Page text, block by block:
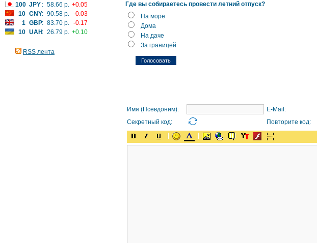
100 JPY : 58.66 р. +0.05
10 CNY: 90.58 р. -0.03
1 GBP: 83.70 р. -0.17
10 UAH: 26.79 р. +0.10
RSS лента
Где вы собираетесь провести летний отпуск?
На море
Дома
На даче
За границей
Имя (Псевдоним):
E-Mail:
Секретный код:
Повторите код: